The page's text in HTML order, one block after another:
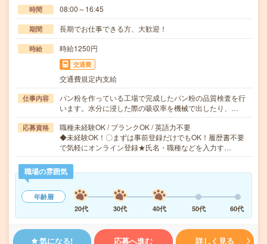
時間 08:00～16:45
期間 長期でお仕事できる方、大歓迎！
時給 時給1250円
交通費
交通費規定内支給
仕事内容
パン粉を作っている工場で完成したパン粉の品質検査を行
います。水分に浸した際の吸収率を機械で出したり、…
応募資格
職種未経験OK / ブランクOK / 英語力不要
◆未経験OK！〇まずは事前登録だけでもOK！履歴書不要
で気軽にオンライン登録★氏名・職種などを入力す…
職場の雰囲気
年齢層
20代
30代 40代 50代 60代
気になる! 応募へ進む 詳しく見る